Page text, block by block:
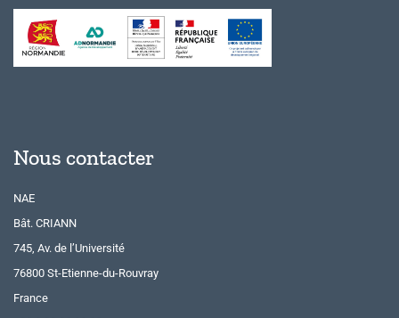
Nous contacter
NAE
Bât. CRIANN
745, Av. de l’Université
76800 St-Etienne-du-Rouvray
France